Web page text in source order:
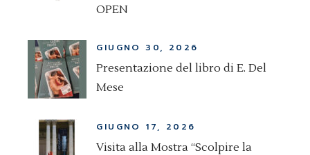
OPEN
GIUGNO 30, 2026
Presentazione del libro di E. Del
Mese
GIUGNO 17, 2026
Visita alla Mostra “Scolpire la